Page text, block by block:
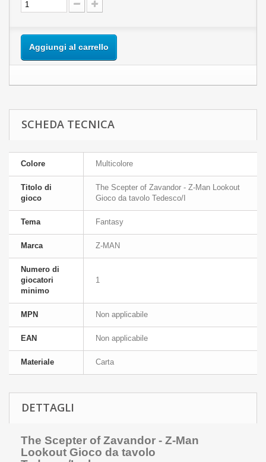
Aggiungi al carrello
SCHEDA TECNICA
Colore Multicolore
Titolo di
gioco
The Scepter of Zavandor - Z-Man Lookout
Gioco da tavolo Tedesco/I
Tema Fantasy
Marca Z-MAN
Numero di
giocatori
minimo
1
MPN Non applicabile
EAN Non applicabile
Materiale Carta
DETTAGLI
The Scepter of Zavandor - Z-Man
Lookout Gioco da tavolo